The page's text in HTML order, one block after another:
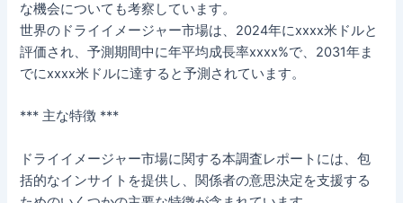
な機会についても考察しています。
世界のドライイメージャー市場は、2024年にxxxx米ドルと
評価され、予測期間中に年平均成長率xxxx%で、2031年ま
でにxxxx米ドルに達すると予測されています。
*** 主な特徴 ***
ドライイメージャー市場に関する本調査レポートには、包
括的なインサイトを提供し、関係者の意思決定を支援する